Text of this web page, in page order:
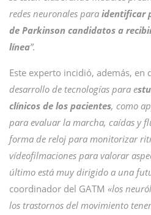
redes neuronales para identificar
de Parkinson candidatos a
línea”.
Este experto incidió, además, en
desarrollo de tecnologías para e
clínicos de los pacientes, como
para evaluar la marcha, caídas y
forma de reloj para monitorizar
vídeofilmaciones para valorar
último está muy dirigido a una
coordinador del GATM «los
los trastornos del movimiento